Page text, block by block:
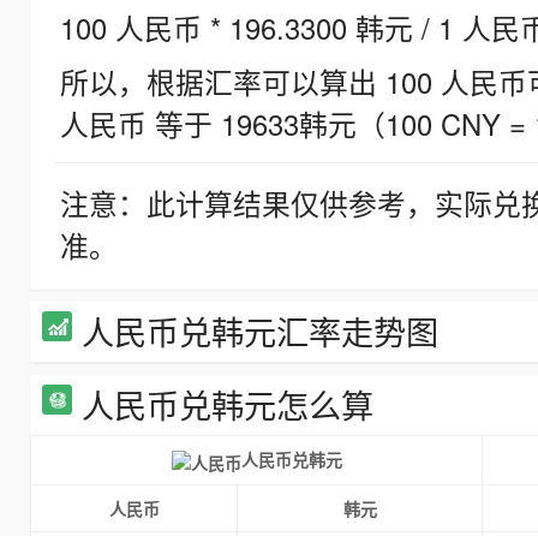
100 人民币 * 196.3300 韩元 / 1 人民
所以，根据汇率可以算出 100 人民
人民币 等于 19633韩元（100 CNY =
注意：此计算结果仅供参考，实际
准。
人民币兑韩元汇率走势图
人民币兑韩元怎么算
人民币兑韩元
人民币
韩元